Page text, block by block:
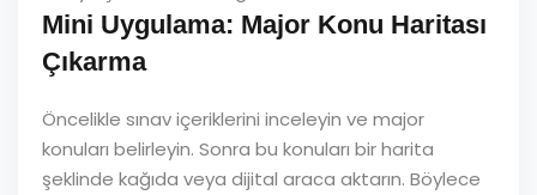
Mini Uygulama: Major Konu Haritası
Çıkarma
Öncelikle sınav içeriklerini inceleyin ve major
konuları belirleyin. Sonra bu konuları bir harita
şeklinde kağıda veya dijital araca aktarın. Böylece